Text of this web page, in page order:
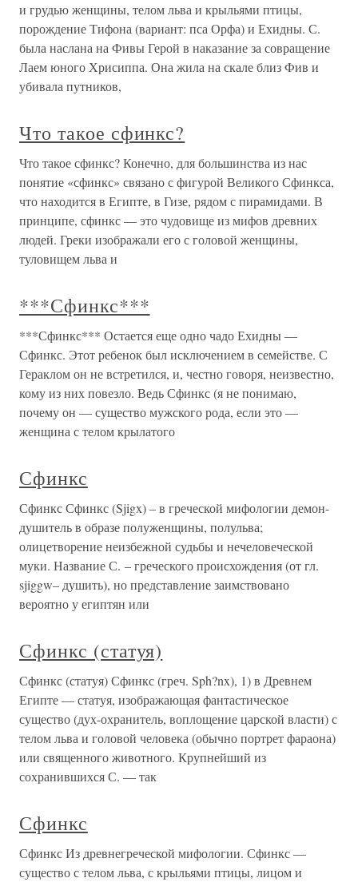
и грудью женщины, телом льва и крыльями птицы,
порождение Тифона (вариант: пса Орфа) и Ехидны. С.
была наслана на Фивы Герой в наказание за совращение
Лаем юного Хрисиппа. Она жила на скале близ Фив и
убивала путников,
Что такое сфинкс?
Что такое сфинкс? Конечно, для большинства из нас
понятие «сфинкс» связано с фигурой Великого Сфинкса,
что находится в Египте, в Гизе, рядом с пирамидами. В
принципе, сфинкс — это чудовище из мифов древних
людей. Греки изображали его с головой женщины,
туловищем льва и
***Сфинкс***
***Сфинкс*** Остается еще одно чадо Ехидны —
Сфинкс. Этот ребенок был исключением в семействе. С
Гераклом он не встретился, и, честно говоря, неизвестно,
кому из них повезло. Ведь Сфинкс (я не понимаю,
почему он — существо мужского рода, если это —
женщина с телом крылатого
Сфинкс
Сфинкс Сфинкс (Sjigx) – в греческой мифологии демон-
душитель в образе полуженщины, полульва;
олицетворение неизбежной судьбы и нечеловеческой
муки. Название С. – греческого происхождения (от гл.
sjiggw– душить), но представление заимствовано
вероятно у египтян или
Сфинкс (статуя)
Сфинкс (статуя) Сфинкс (греч. Sph?nx), 1) в Древнем
Египте — статуя, изображающая фантастическое
существо (дух-охранитель, воплощение царской власти) с
телом льва и головой человека (обычно портрет фараона)
или священного животного. Крупнейший из
сохранившихся С. — так
Сфинкс
Сфинкс Из древнегреческой мифологии. Сфинкс —
существо с телом льва, с крыльями птицы, лицом и